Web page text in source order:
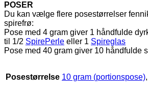
POSER
Du kan vælge flere posestørrelser
spirefrø:
Pose med 4 gram giver 1 håndfulde
til 1/2 SpirePerle eller 1 Spireglas
Pose med 40 gram giver 10 håndfulde
Posestørrelse 10 gram (portionspose),